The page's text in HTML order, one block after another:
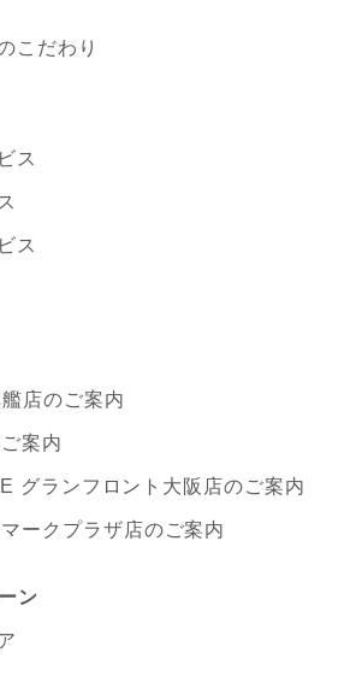
こだわり
ス
ス
店のご案内
案内
グランフロント大阪店のご案内
ークプラザ店のご案内
ン